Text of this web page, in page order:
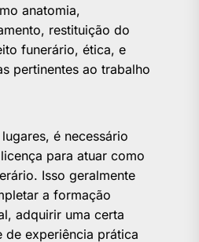
anatomia,
restituição do
funerário, ética, e
pertinentes ao trabalho
é necessário
para atuar como
Isso geralmente
a formação
adquirir uma certa
de experiência prática